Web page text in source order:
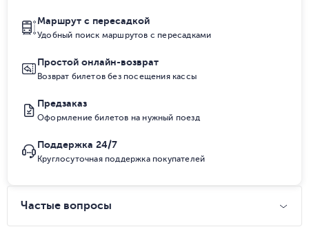
Маршрут с пересадкой
Удобный поиск маршрутов с пересадками
Простой онлайн-возврат
Возврат билетов без посещения кассы
Предзаказ
Оформление билетов на нужный поезд
Поддержка 24/7
Круглосуточная поддержка покупателей
Частые вопросы